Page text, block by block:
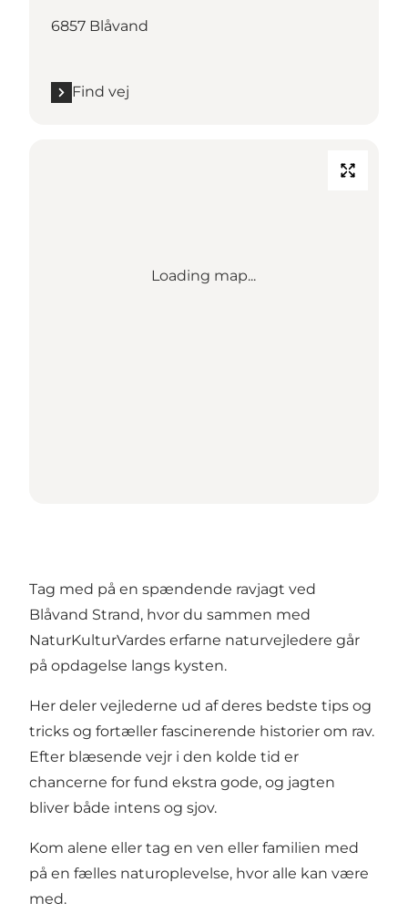
6857 Blåvand
Find vej
Loading map...
Tag med på en spændende ravjagt ved
Blåvand Strand, hvor du sammen med
NaturKulturVardes erfarne naturvejledere går
på opdagelse langs kysten.
Her deler vejlederne ud af deres bedste tips og
tricks og fortæller fascinerende historier om rav.
Efter blæsende vejr i den kolde tid er
chancerne for fund ekstra gode, og jagten
bliver både intens og sjov.
Kom alene eller tag en ven eller familien med
på en fælles naturoplevelse, hvor alle kan være
med.